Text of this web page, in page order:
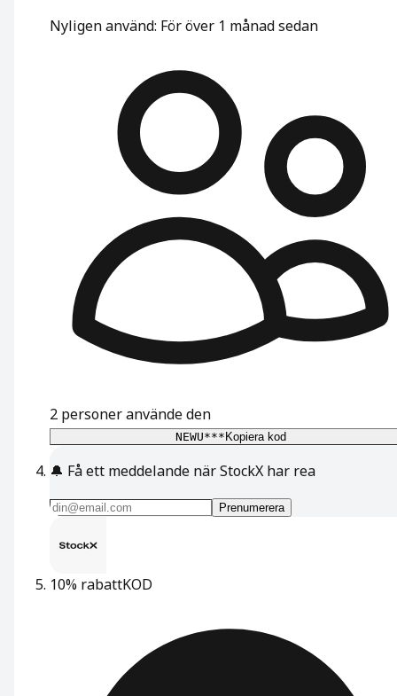
Nyligen använd: För över 1 månad sedan
2 personer använde den
NEWU***Kopiera kod
🔔 Få ett meddelande när StockX har rea
Prenumerera
10% rabattKOD